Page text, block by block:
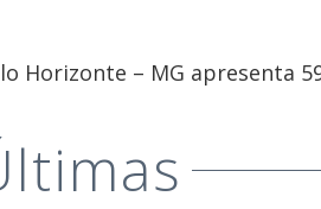
Horizonte – MG apresenta